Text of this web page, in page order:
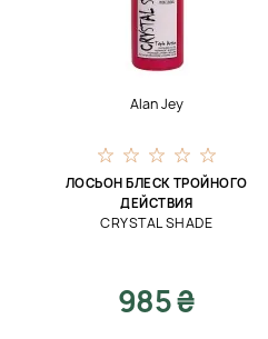
Alan Jey
ЛОСЬОН БЛЕСК ТРОЙНОГО
ДЕЙСТВИЯ
CRYSTAL SHADE
985 ₴